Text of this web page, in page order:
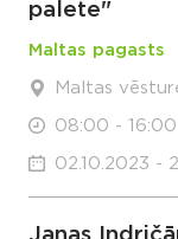
palete"
Maltas pagasts
Maltas
08:00 - 16:00
02.10.2023 -